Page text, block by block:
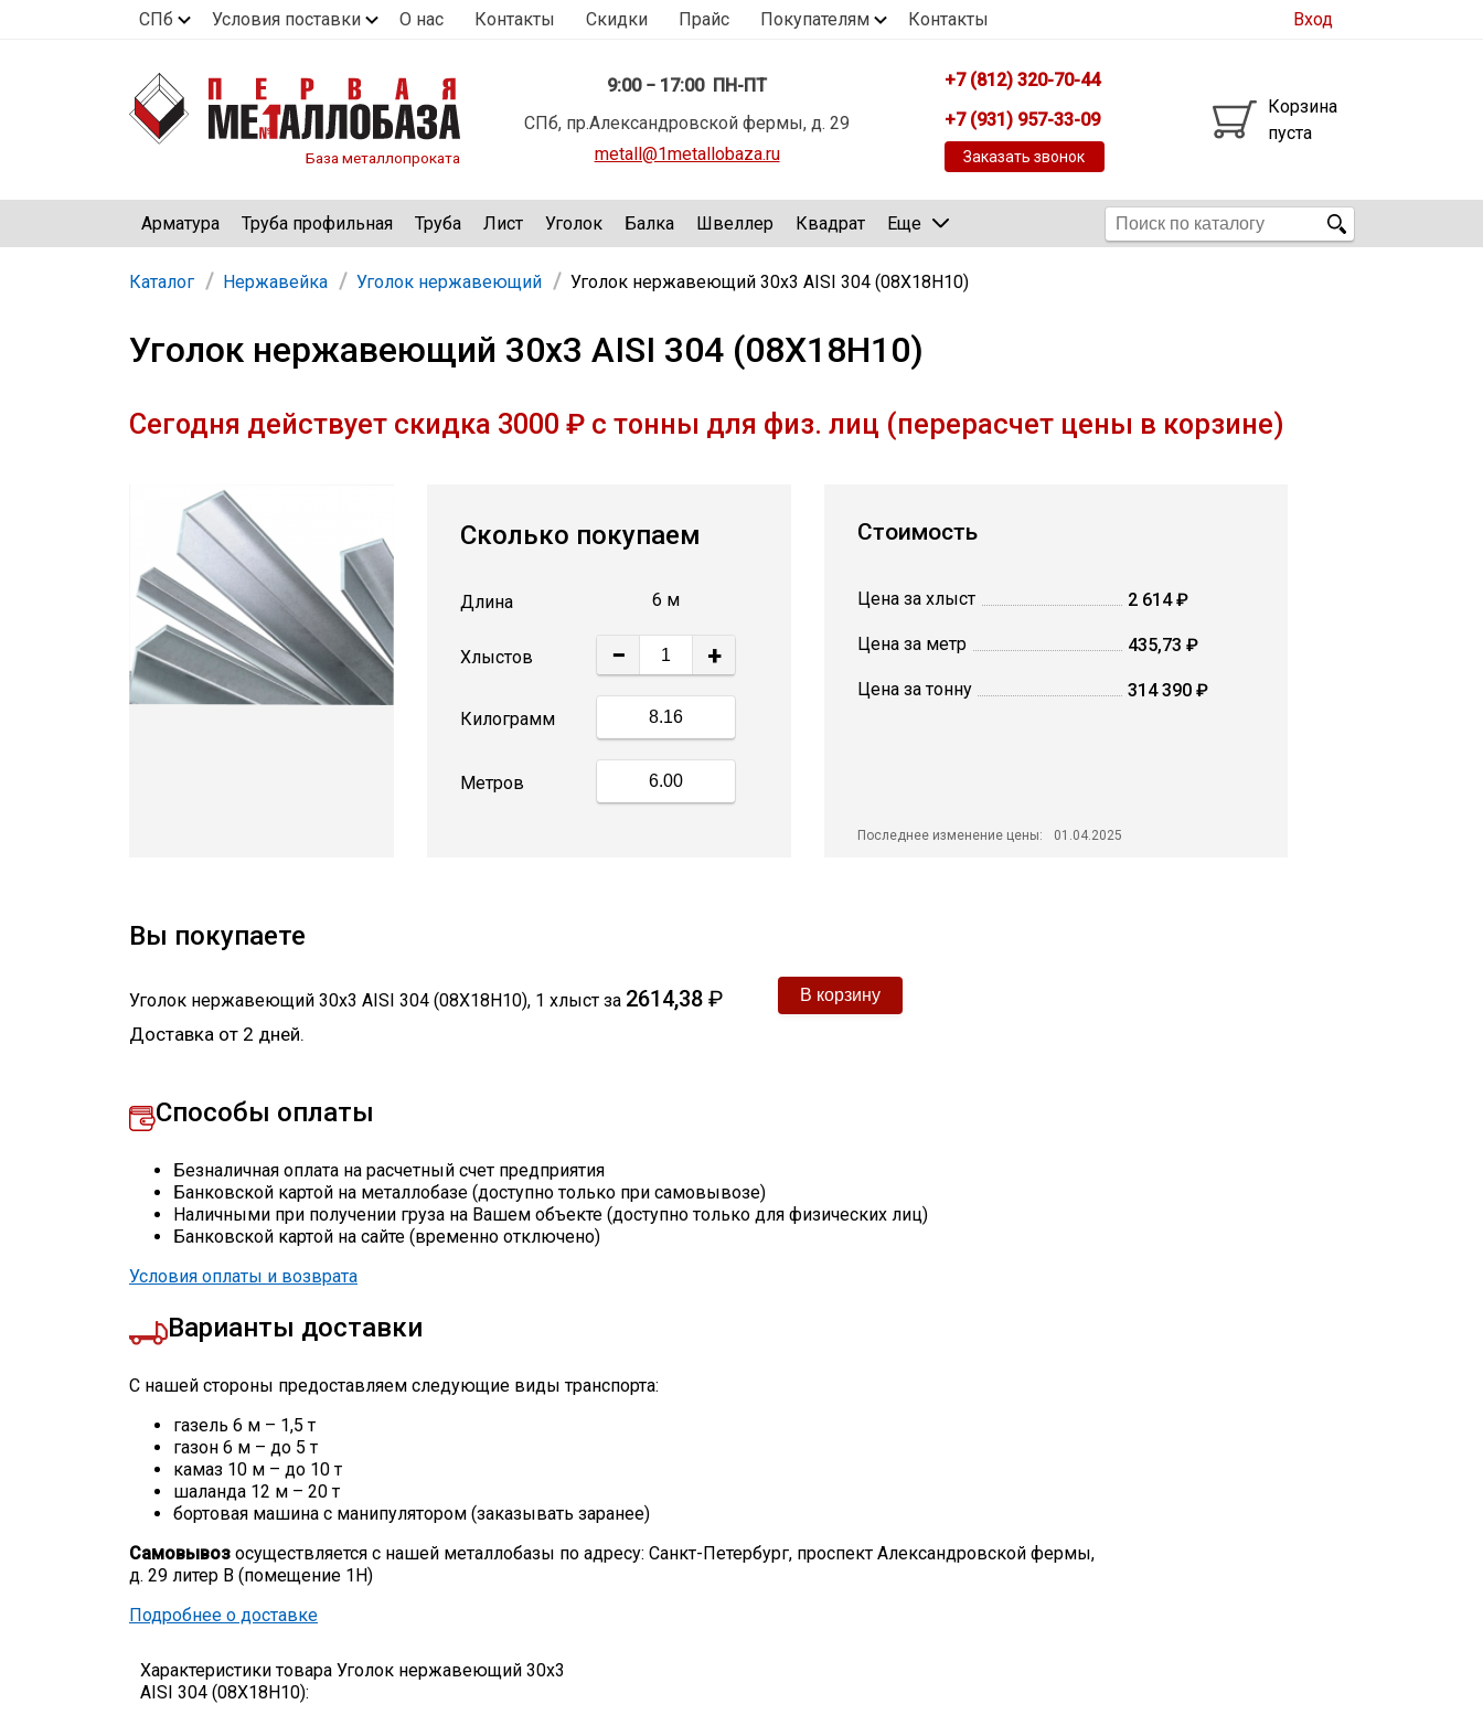
СПб Условия поставки О нас Контакты Скидки Прайс Покупателям Контакты Вход
База металлопроката
9:00 − 17:00 ПН-ПТ
СПб, пр.Александровской фермы, д. 29
metall@1metallobaza.ru
+7 (812) 320-70-44
+7 (931) 957-33-09
Заказать звонок
Корзина
пуста
Арматура Труба профильная Труба Лист Уголок Балка Швеллер Квадрат Еще
Каталог Нержавейка Уголок нержавеющий Уголок нержавеющий 30х3 AISI 304 (08Х18Н10)
Уголок нержавеющий 30х3 AISI 304 (08Х18Н10)
Сегодня действует скидка 3000 ₽ с тонны для физ. лиц (перерасчет цены в корзине)
Сколько покупаем
Длина 6 м
Хлыстов − +
Килограмм
Метров
Стоимость
Цена за хлыст 2 614 ₽
Цена за метр 435,73 ₽
Цена за тонну 314 390 ₽
Последнее изменение цены: 01.04.2025
Вы покупаете
Уголок нержавеющий 30х3 AISI 304 (08Х18Н10), 1 хлыст за 2614,38 ₽
Доставка от 2 дней.
Способы оплаты
Безналичная оплата на расчетный счет предприятия
Банковской картой на металлобазе (доступно только при самовывозе)
Наличными при получении груза на Вашем объекте (доступно только для физических лиц)
Банковской картой на сайте (временно отключено)
Условия оплаты и возврата
Варианты доставки
С нашей стороны предоставляем следующие виды транспорта:
газель 6 м – 1,5 т
газон 6 м – до 5 т
камаз 10 м – до 10 т
шаланда 12 м – 20 т
бортовая машина с манипулятором (заказывать заранее)
Самовывоз осуществляется с нашей металлобазы по адресу: Санкт-Петербург, проспект Александровской фермы,
д. 29 литер В (помещение 1Н)
Подробнее о доставке
Характеристики товара Уголок нержавеющий 30х3
AISI 304 (08Х18Н10):